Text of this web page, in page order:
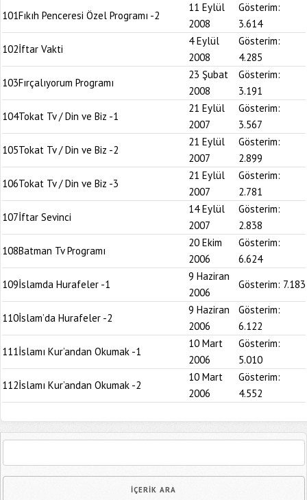
101Fıkıh Penceresi Özel Programı -2
11 Eylül
2008
Gösterim:
3.614
102İftar Vakti
4 Eylül
2008
Gösterim:
4.285
103Fırçalıyorum Programı
23 Şubat
2008
Gösterim:
3.191
104Tokat Tv / Din ve Biz -1
21 Eylül
2007
Gösterim:
3.567
105Tokat Tv / Din ve Biz -2
21 Eylül
2007
Gösterim:
2.899
106Tokat Tv / Din ve Biz -3
21 Eylül
2007
Gösterim:
2.781
107İftar Sevinci
14 Eylül
2007
Gösterim:
2.838
108Batman Tv Programı
20 Ekim
2006
Gösterim:
6.624
109İslamda Hurafeler -1
9 Haziran
2006
Gösterim: 7.183
110İslam’da Hurafeler -2
9 Haziran
2006
Gösterim:
6.122
111İslamı Kur’andan Okumak -1
10 Mart
2006
Gösterim:
5.010
112İslamı Kur’andan Okumak -2
10 Mart
2006
Gösterim:
4.552